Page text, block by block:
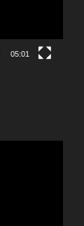
05:01